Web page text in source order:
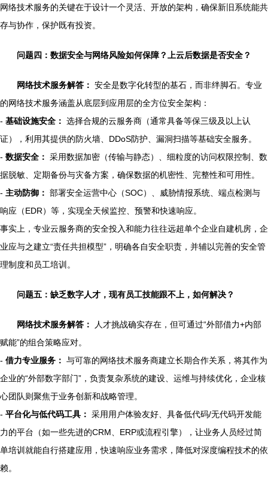
网络技术服务的关键在于设计一个灵活、开放的架构，确保新旧系统能共
存与协作，保护既有投资。
问题四：数据安全与网络风险如何保障？上云后数据是否安全？
网络技术服务解答： 安全是数字化转型的基石，而非绊脚石。专业
的网络技术服务涵盖从底层到应用层的全方位安全架构：
- 基础设施安全： 选择合规的云服务商（通常具备等保三级及以上认
证），利用其提供的防火墙、DDoS防护、漏洞扫描等基础安全服务。
- 数据安全： 采用数据加密（传输与静态）、细粒度的访问权限控制、数
据脱敏、定期备份与灾备方案，确保数据的机密性、完整性和可用性。
- 主动防御： 部署安全运营中心（SOC）、威胁情报系统、端点检测与
响应（EDR）等，实现全天候监控、预警和快速响应。
事实上，专业云服务商的安全投入和能力往往远超单个企业自建机房，企
业应与之建立“责任共担模型”，明确各自安全职责，并辅以完善的安全管
理制度和员工培训。
问题五：缺乏数字人才，现有员工技能跟不上，如何解决？
网络技术服务解答：
人才挑战确实存在，但可通过“外部借力+内部
赋能”的组合策略应对。
- 借力专业服务： 与可靠的网络技术服务商建立长期合作关系，将其作为
企业的“外部数字部门”，负责复杂系统的建设、运维与持续优化，企业核
心团队则聚焦于业务创新和战略管理。
- 平台化与低代码工具： 采用用户体验友好、具备低代码/无代码开发能
力的平台（如一些先进的CRM、ERP或流程引擎），让业务人员经过简
单培训就能自行搭建应用，快速响应业务需求，降低对深度编程技术的依
赖。